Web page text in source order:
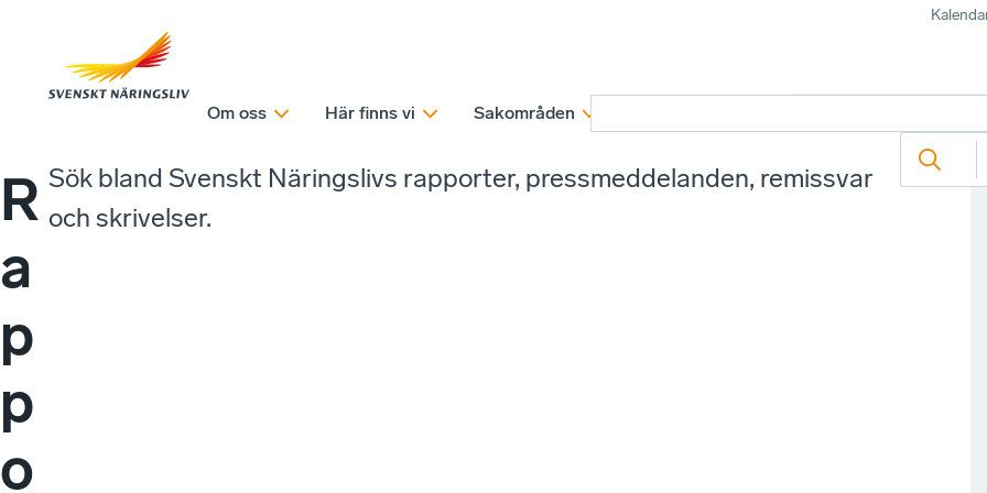
Om oss Här finns vi Sakområden
R
a
p
p
o
Sök bland Svenskt Näringslivs rapporter, pressmeddelanden, remissvar
och skrivelser.